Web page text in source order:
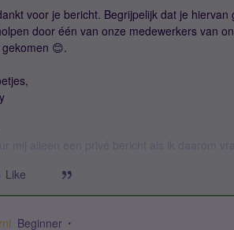
voor je bericht. Begrijpelijk dat je
door één van onze medewerkers van
😊.
Like
Beginner